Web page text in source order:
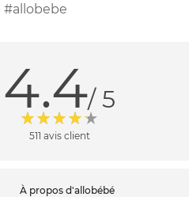
#allobebe
4.4/ 5
511 avis client
à propos d'allobébé